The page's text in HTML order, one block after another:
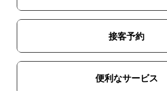
接客予約
便利なサービス